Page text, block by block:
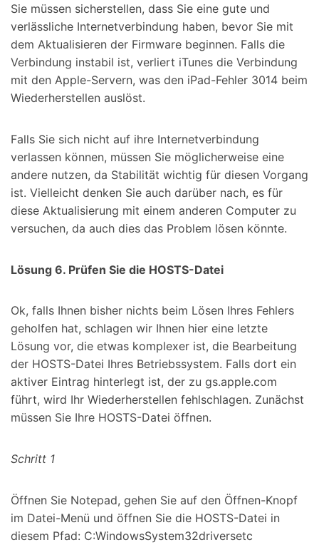
Sie müssen sicherstellen, dass Sie eine gute und
verlässliche Internetverbindung haben, bevor Sie mit
dem Aktualisieren der Firmware beginnen. Falls die
Verbindung instabil ist, verliert iTunes die Verbindung
mit den Apple-Servern, was den iPad-Fehler 3014 beim
Wiederherstellen auslöst.
Falls Sie sich nicht auf ihre Internetverbindung
verlassen können, müssen Sie möglicherweise eine
andere nutzen, da Stabilität wichtig für diesen Vorgang
ist. Vielleicht denken Sie auch darüber nach, es für
diese Aktualisierung mit einem anderen Computer zu
versuchen, da auch dies das Problem lösen könnte.
Lösung 6. Prüfen Sie die HOSTS-Datei
Ok, falls Ihnen bisher nichts beim Lösen Ihres Fehlers
geholfen hat, schlagen wir Ihnen hier eine letzte
Lösung vor, die etwas komplexer ist, die Bearbeitung
der HOSTS-Datei Ihres Betriebssystem. Falls dort ein
aktiver Eintrag hinterlegt ist, der zu gs.apple.com
führt, wird Ihr Wiederherstellen fehlschlagen. Zunächst
müssen Sie Ihre HOSTS-Datei öffnen.
Schritt 1
Öffnen Sie Notepad, gehen Sie auf den Öffnen-Knopf
im Datei-Menü und öffnen Sie die HOSTS-Datei in
diesem Pfad: C:WindowsSystem32driversetc